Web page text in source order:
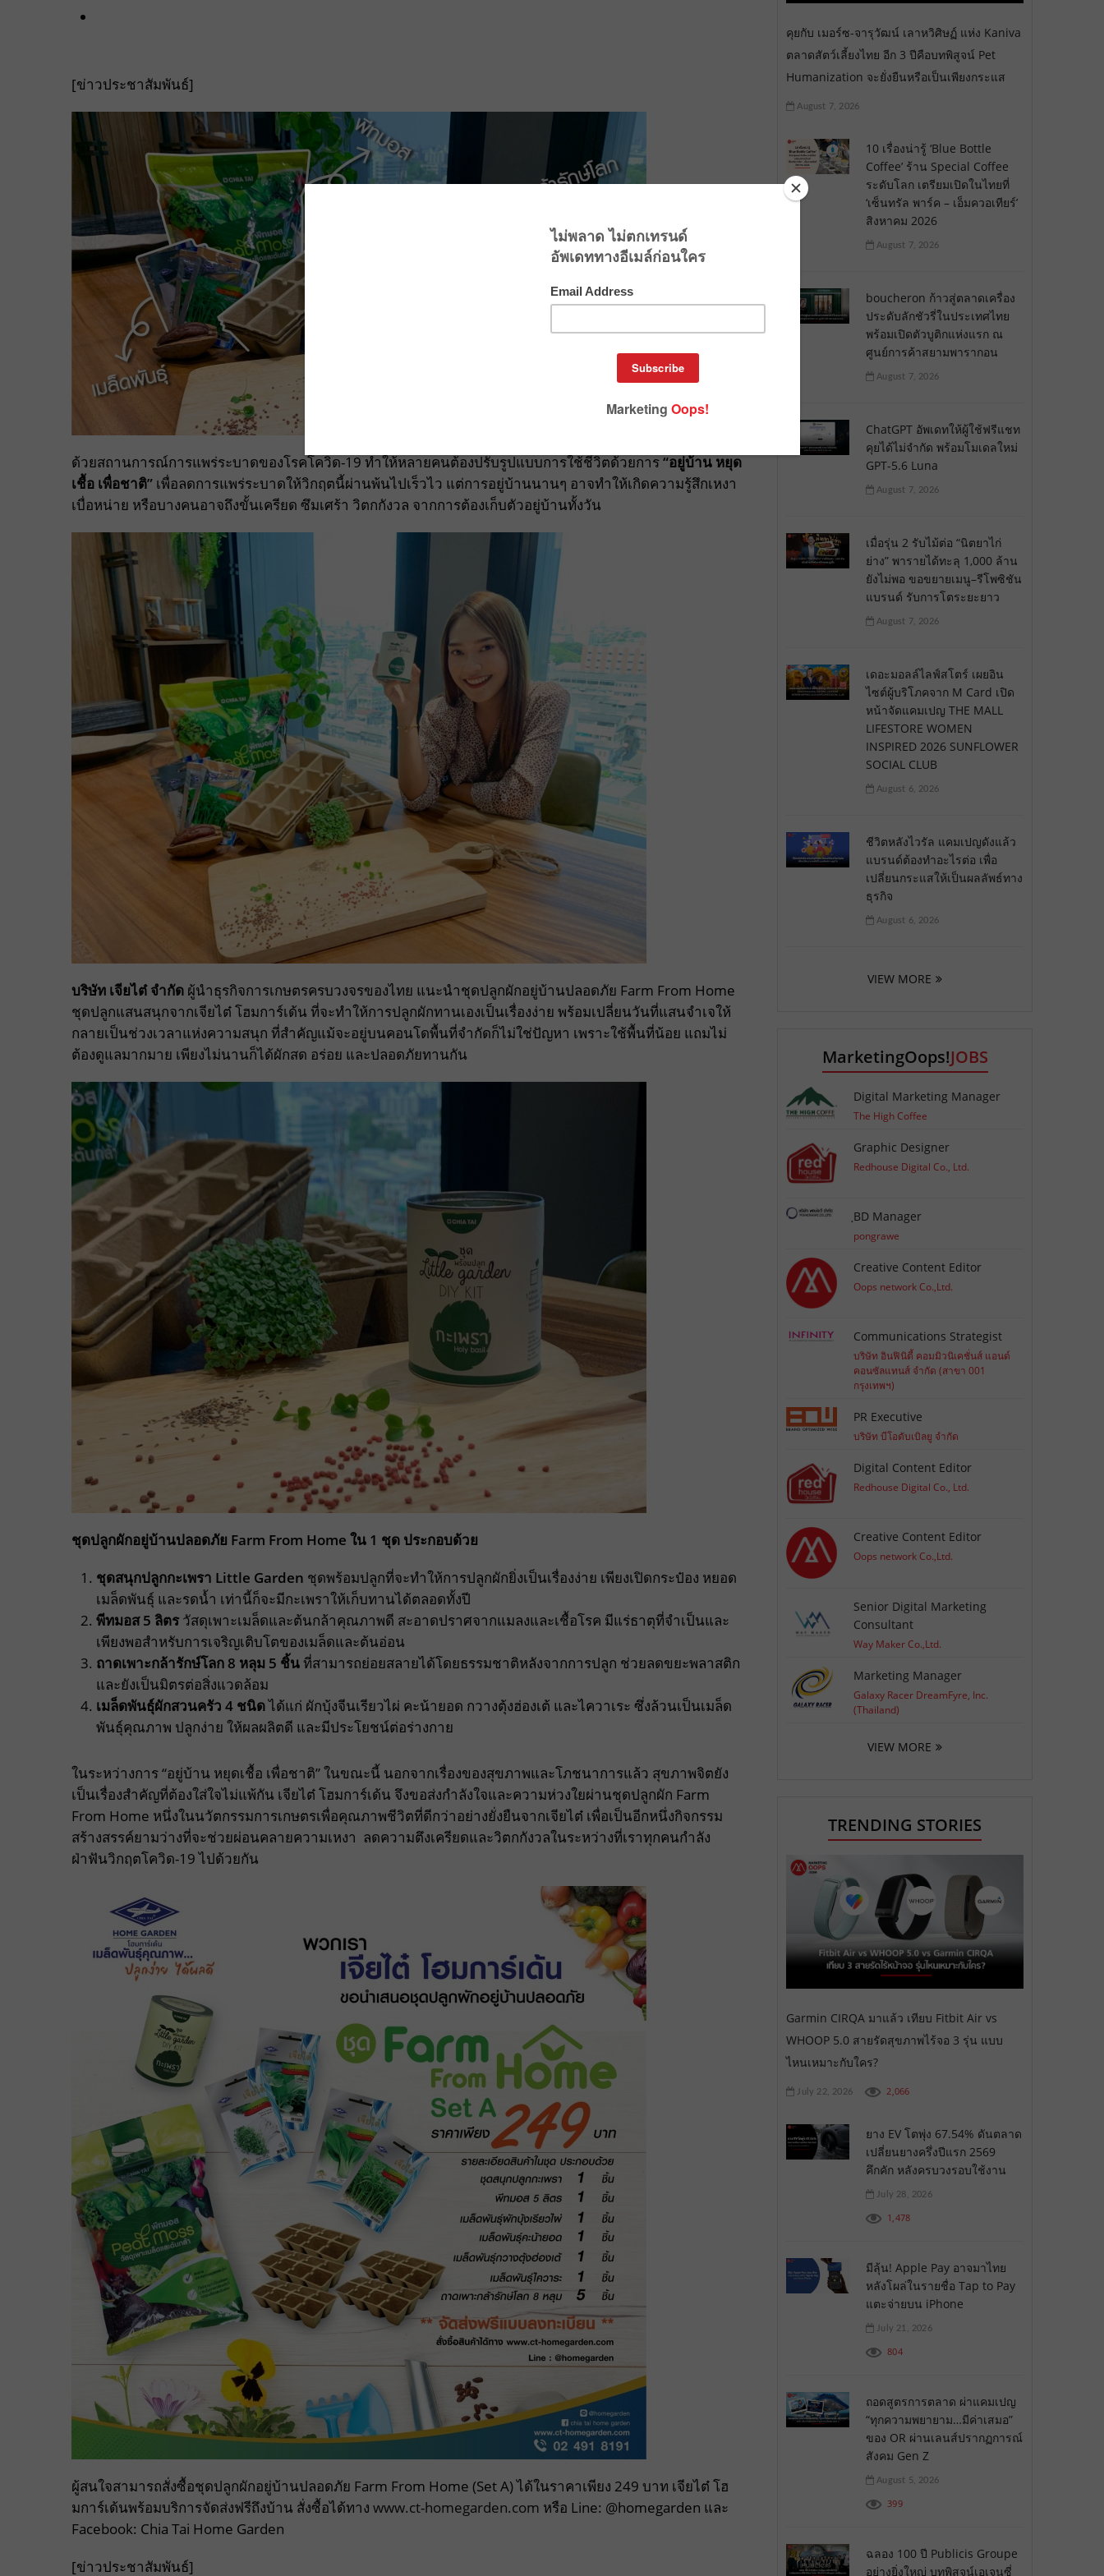
[ข่าวประชาสัมพันธ์]
ด้วยสถานการณ์การแพร่ระบาดของโรคโควิด-19 ทำให้หลายคนต้องปรับรูปแบบการใช้ชีวิตด้วยการ“อยู่บ้าน หยุด
เชื้อ เพื่อชาติ” เพื่อลดการแพร่ระบาดให้วิกฤตนี้ผ่านพ้นไปเร็วไว แต่การอยู่บ้านนานๆ อาจทำให้เกิดความรู้สึกเหงา
เบื่อหน่าย หรือบางคนอาจถึงขั้นเครียด ซึมเศร้า วิตกกังวล จากการต้องเก็บตัวอยู่บ้านทั้งวัน
บริษัท เจียไต๋ จำกัด ผู้นำธุรกิจการเกษตรครบวงจรของไทย แนะนำชุดปลูกผักอยู่บ้านปลอดภัย Farm From Home
ชุดปลูกแสนสนุกจากเจียไต๋ โฮมการ์เด้น ที่จะทำให้การปลูกผักทานเองเป็นเรื่องง่าย พร้อมเปลี่ยนวันที่แสนจำเจให้
กลายเป็นช่วงเวลาแห่งความสนุก ที่สำคัญแม้จะอยู่บนคอนโดพื้นที่จำกัดก็ไม่ใช่ปัญหา เพราะใช้พื้นที่น้อย แถมไม่
ต้องดูแลมากมาย เพียงไม่นานก็ได้ผักสด อร่อย และปลอดภัยทานกัน
ชุดปลูกผักอยู่บ้านปลอดภัย Farm From Home ใน 1 ชุด ประกอบด้วย
ชุดสนุกปลูกกะเพรา Little Garden ชุดพร้อมปลูกที่จะทำให้การปลูกผักยิ่งเป็นเรื่องง่าย เพียงเปิดกระป๋อง หยอด
เมล็ดพันธุ์ และรดน้ำ เท่านี้ก็จะมีกะเพราให้เก็บทานได้ตลอดทั้งปี
พีทมอส5 ลิตรวัสดุเพาะเมล็ดและต้นกล้าคุณภาพดี สะอาดปราศจากแมลงและเชื้อโรค มีแร่ธาตุที่จำเป็นและ
เพียงพอสำหรับการเจริญเติบโตของเมล็ดและต้นอ่อน
ถาดเพาะกล้ารักษ์โลก 8 หลุม 5 ชิ้นที่สามารถย่อยสลายได้โดยธรรมชาติหลังจากการปลูก ช่วยลดขยะพลาสติก
และยังเป็นมิตรต่อสิ่งแวดล้อม
เมล็ดพันธุ์ผักสวนครัว 4 ชนิดได้แก่ ผักบุ้งจีนเรียวไผ่ คะน้ายอด กวางตุ้งฮ่องเต้ และไควาเระ ซึ่งล้วนเป็นเมล็ด
พันธุ์คุณภาพ ปลูกง่าย ให้ผลผลิตดี และมีประโยชน์ต่อร่างกาย
ในระหว่างการ “อยู่บ้าน หยุดเชื้อ เพื่อชาติ” ในขณะนี้ นอกจากเรื่องของสุขภาพและโภชนาการแล้ว สุขภาพจิตยัง
เป็นเรื่องสำคัญที่ต้องใส่ใจไม่แพ้กัน เจียไต๋ โฮมการ์เด้น จึงขอส่งกำลังใจและความห่วงใยผ่านชุดปลูกผัก Farm
From Home หนึ่งในนวัตกรรมการเกษตรเพื่อคุณภาพชีวิตที่ดีกว่าอย่างยั่งยืนจากเจียไต๋ เพื่อเป็นอีกหนึ่งกิจกรรม
สร้างสรรค์ยามว่างที่จะช่วยผ่อนคลายความเหงา ลดความตึงเครียดและวิตกกังวลในระหว่างที่เราทุกคนกำลัง
ฝ่าฟันวิกฤตโควิด-19 ไปด้วยกัน
ผู้สนใจสามารถสั่งซื้อชุดปลูกผักอยู่บ้านปลอดภัย Farm From Home (Set A) ได้ในราคาเพียง 249 บาท เจียไต๋ โฮ
มการ์เด้นพร้อมบริการจัดส่งฟรีถึงบ้าน สั่งซื้อได้ทาง www.ct-homegarden.com หรือ Line: @homegarden และ
Facebook: Chia Tai Home Garden
[ข่าวประชาสัมพันธ์]
คุยกับ เมอร์ซ-จารุวัฒน์ เลาหวิศิษฏ์ แห่ง Kaniva
ตลาดสัตว์เลี้ยงไทย อีก 3 ปีคือบทพิสูจน์ Pet
Humanization จะยั่งยืนหรือเป็นเพียงกระแส
August 7, 2026
10 เรื่องน่ารู้ ‘Blue Bottle
Coffee’ ร้าน Special Coffee
ระดับโลก เตรียมเปิดในไทยที่
‘เซ็นทรัล พาร์ค – เอ็มควอเทียร์’
สิงหาคม 2026
August 7, 2026
boucheron ก้าวสู่ตลาดเครื่อง
ประดับลักชัวรี่ในประเทศไทย
พร้อมเปิดตัวบูติกแห่งแรก ณ
ศูนย์การค้าสยามพารากอน
August 7, 2026
ChatGPT อัพเดทให้ผู้ใช้ฟรีแชท
คุยได้ไม่จำกัด พร้อมโมเดลใหม่
GPT-5.6 Luna
August 7, 2026
เมื่อรุ่น 2 รับไม้ต่อ “นิตยาไก่
ย่าง” พารายได้ทะลุ 1,000 ล้าน
ยังไม่พอ ขอขยายเมนู–รีโพซิชัน
แบรนด์ รับการโตระยะยาว
August 7, 2026
เดอะมอลล์ไลฟ์สโตร์ เผยอิน
ไซต์ผู้บริโภคจาก M Card เปิด
หน้าจัดแคมเปญ THE MALL
LIFESTORE WOMEN
INSPIRED 2026 SUNFLOWER
SOCIAL CLUB
August 6, 2026
ชีวิตหลังไวรัล แคมเปญดังแล้ว
แบรนด์ต้องทำอะไรต่อ เพื่อ
เปลี่ยนกระแสให้เป็นผลลัพธ์ทาง
ธุรกิจ
August 6, 2026
VIEW MORE
MarketingOops!JOBS
Digital Marketing Manager
The High Coffee
Graphic Designer
Redhouse Digital Co., Ltd.
ฺBD Manager
pongrawe
Creative Content Editor
Oops network Co.,Ltd.
Communications Strategist
บริษัท อินฟินิตี้ คอมมิวนิเคชั่นส์ แอนด์
คอนซัลแทนส์ จำกัด (สาขา 001
กรุงเทพฯ)
PR Executive
บริษัท บีโอดับเบิลยู จำกัด
Digital Content Editor
Redhouse Digital Co., Ltd.
Creative Content Editor
Oops network Co.,Ltd.
Senior Digital Marketing
Consultant
Way Maker Co.,Ltd.
Marketing Manager
Galaxy Racer DreamFyre, Inc.
(Thailand)
VIEW MORE
TRENDING STORIES
Garmin CIRQA มาแล้ว เทียบ Fitbit Air vs
WHOOP 5.0 สายรัดสุขภาพไร้จอ 3 รุ่น แบบ
ไหนเหมาะกับใคร?
July 22, 2026 2,066
ยาง EV โตพุ่ง 67.54% ดันตลาด
เปลี่ยนยางครึ่งปีแรก 2569
คึกคัก หลังครบวงรอบใช้งาน
July 28, 2026
1,478
มีลุ้น! Apple Pay อาจมาไทย
หลังโผล่ในรายชื่อ Tap to Pay
แตะจ่ายบน iPhone
July 21, 2026
804
ถอดสูตรการตลาด ผ่าแคมเปญ
“ทุกความพยายาม…มีค่าเสมอ”
ของ OR ผ่านเลนส์ปรากฏการณ์
สังคม Gen Z
August 5, 2026
399
ฉลอง 100 ปี Publicis Groupe
อย่างยิ่งใหญ่ บทพิสูจน์เอเจนซี่